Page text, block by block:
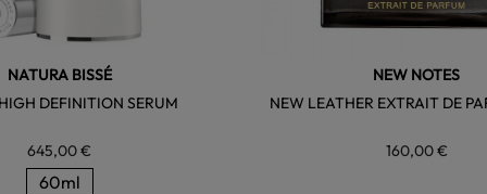
NATURA BISSÉ
DEFINITION SERUM
645,00 €
60ml
NEW NOTES
NEW LEATHER EXTRAIT DE
160,00 €